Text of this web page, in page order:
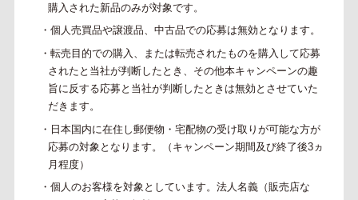
購入された新品のみが対象です。
・個人売買品や譲渡品、中古品での応募は無効となります。
・転売目的での購入、または転売されたものを購入して応募
されたと当社が判断したとき、その他本キャンペーンの趣
旨に反する応募と当社が判断したときは無効とさせていた
だきます。
・日本国内に在住し郵便物・宅配物の受け取りが可能な方が
応募の対象となります。（キャンペーン期間及び終了後3ヵ
月程度）
・個人のお客様を対象としています。法人名義（販売店な